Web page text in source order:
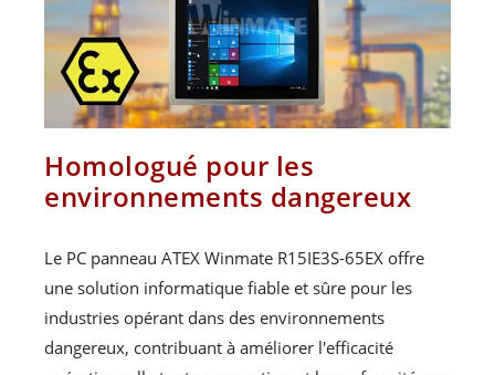
Homologué pour les
environnements dangereux
Le PC panneau ATEX Winmate R15IE3S-65EX offre
une solution informatique fiable et sûre pour les
industries opérant dans des environnements
dangereux, contribuant à améliorer l'efficacité